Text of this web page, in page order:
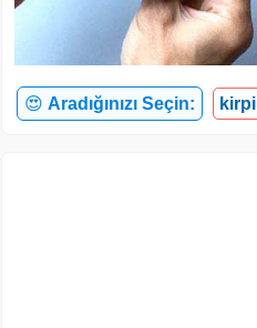
😍 Aradığınızı Seçin: kirpi